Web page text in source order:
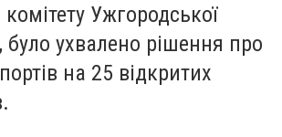
Ужгородської
було ухвалено рішення про
на 25 відкритих